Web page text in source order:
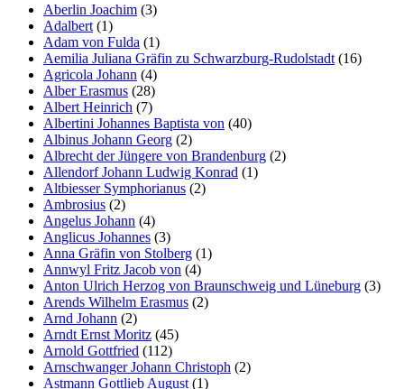
Aberlin Joachim (3)
Adalbert (1)
Adam von Fulda (1)
Aemilia Juliana Gräfin zu Schwarzburg-Rudolstadt (16)
Agricola Johann (4)
Alber Erasmus (28)
Albert Heinrich (7)
Albertini Johannes Baptista von (40)
Albinus Johann Georg (2)
Albrecht der Jüngere von Brandenburg (2)
Allendorf Johann Ludwig Konrad (1)
Altbiesser Symphorianus (2)
Ambrosius (2)
Angelus Johann (4)
Anglicus Johannes (3)
Anna Gräfin von Stolberg (1)
Annwyl Fritz Jacob von (4)
Anton Ulrich Herzog von Braunschweig und Lüneburg (3)
Arends Wilhelm Erasmus (2)
Arnd Johann (2)
Arndt Ernst Moritz (45)
Arnold Gottfried (112)
Arnschwanger Johann Christoph (2)
Astmann Gottlieb August (1)
Erfahrung
Damit unsere
Website
während
Ihres Besuchs
so gut wie
möglich
funktioniert.
Wenn Sie
diese Cookies
ablehnen,
verschwinden
einige
Funktionen
von der
Website.
Marketing
Indem Sie uns Ihre
Interessen und Ihr